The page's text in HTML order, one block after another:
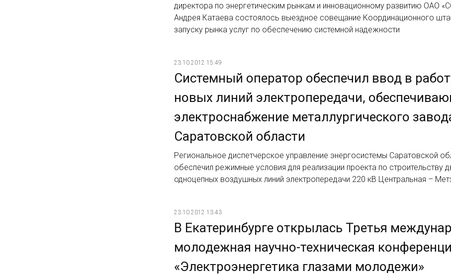
директора по энергетическим рынкам и инновационному развитию ОАО
Андрея Катаева состоялось выездное совещание Координационного
запуску рынка услуг по обеспечению системной надежности
23.10.2012 15:49
Системный оператор обеспечил ввод в
новых линий электропередачи,
электроснабжение металлургического
Саратовской области
Региональное диспетчерское управление энергосистемы Саратовской
обеспечил режимные условия для реализации проекта по строительству
одноцепных воздушных линий электропередачи 220 кВ Центральная –
23.10.2012 13:43
В Екатеринбурге открылась Третья
молодежная научно-техническая
«Электроэнергетика глазами молодежи»